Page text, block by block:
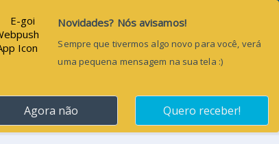
CONTATO Pesquisar...